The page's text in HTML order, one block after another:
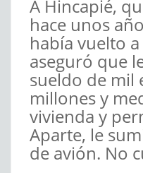
A Hincapié,
hace unos
había vuelto
aseguró que
sueldo de mil
millones y
vivienda y
Aparte, le
de avión. No